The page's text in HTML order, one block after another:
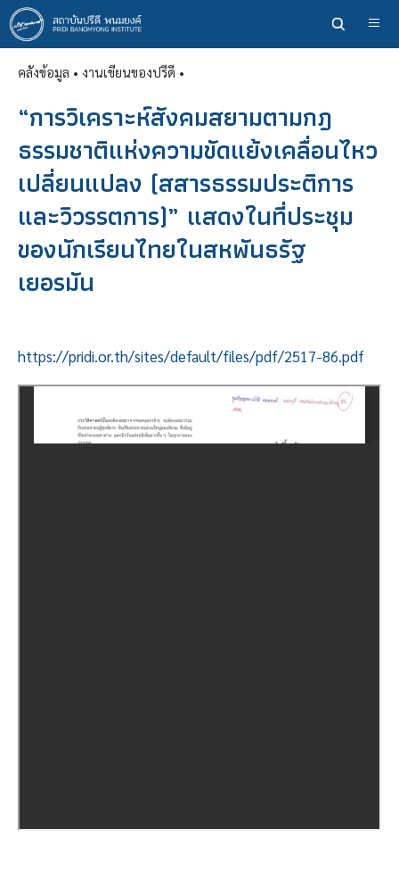
ข้าม
ไป
ยัง
เนื้อหา
คลังข้อมูล • งานเขียนของปรีดี •
“การวิเคราะห์สังคมสยามตามกฎ
ธรรมชาติแห่งความขัดแย้งเคลื่อนไหว
เปลี่ยนแปลง (สสารธรรมประติการ
และวิวรรตการ)” แสดงในที่ประชุม
ของนักเรียนไทยในสหพันธรัฐ
เยอรมัน
https://pridi.or.th/sites/default/files/pdf/2517-86.pdf